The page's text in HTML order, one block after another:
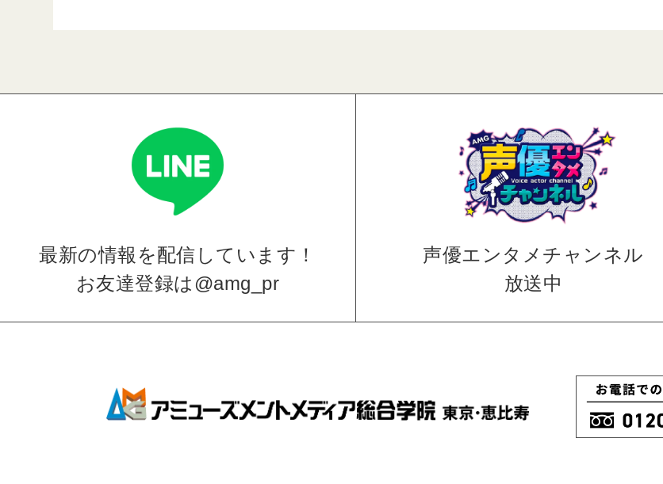
最新の情報を配信しています！
お友達登録は @amg_pr
声優エンタメ チャンネル
放送中